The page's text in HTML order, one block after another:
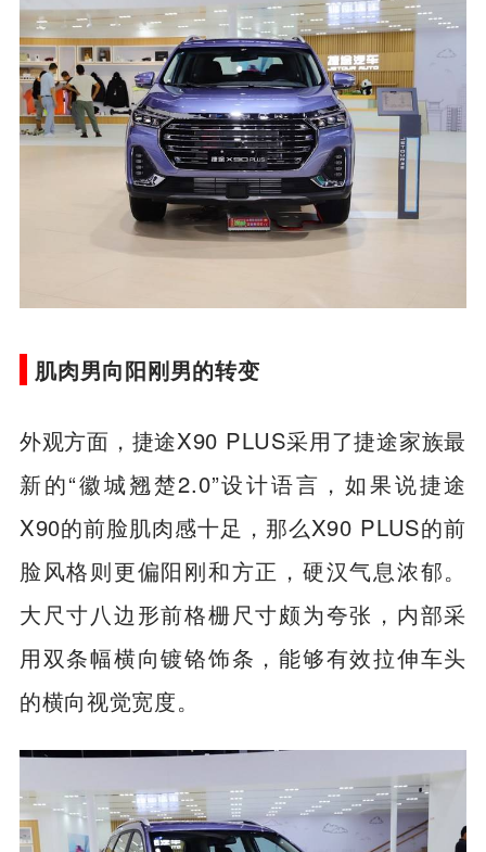
肌肉男向阳刚男的转变
外观方面，捷途X90 PLUS采用了捷途家族最
新的“徽城翘楚2.0”设计语言，如果说捷途
X90的前脸肌肉感十足，那么X90 PLUS的前
脸风格则更偏阳刚和方正，硬汉气息浓郁。
大尺寸八边形前格栅尺寸颇为夸张，内部采
用双条幅横向镀铬饰条，能够有效拉伸车头
的横向视觉宽度。